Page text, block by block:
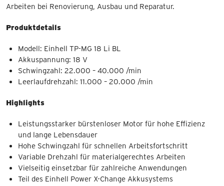
Arbeiten bei Renovierung, Ausbau und Reparatur.
Produktdetails
Modell: Einhell TP-MG 18 Li BL
Akkuspannung: 18 V
Schwingzahl: 22.000 – 40.000 /min
Leerlaufdrehzahl: 11.000 – 20.000 /min
Highlights
Leistungsstarker bürstenloser Motor für hohe Effizienz
und lange Lebensdauer
Hohe Schwingzahl für schnellen Arbeitsfortschritt
Variable Drehzahl für materialgerechtes Arbeiten
Vielseitig einsetzbar für zahlreiche Anwendungen
Teil des Einhell Power X-Change Akkusystems